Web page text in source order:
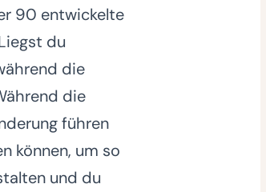
90 entwickelte
du
die
die
führen
können, um so
und du